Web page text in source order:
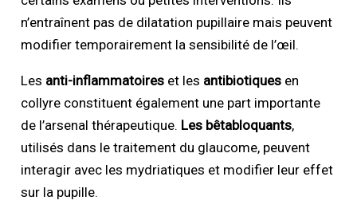
n’entraînent pas de dilatation pupillaire mais peuvent
modifier temporairement la sensibilité de l’œil.
Les anti-inflammatoires et les antibiotiques en
collyre constituent également une part importante
de l’arsenal thérapeutique. Les bêtabloquants,
utilisés dans le traitement du glaucome, peuvent
interagir avec les mydriatiques et modifier leur effet
sur la pupille.